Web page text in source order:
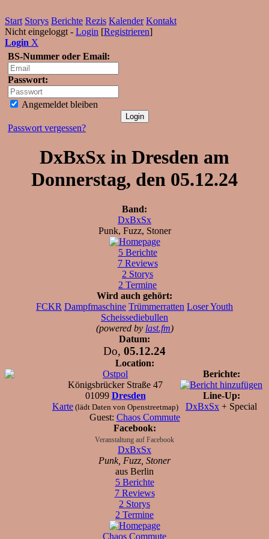
Start Storys Berichte Rezis Kalender Kontakt
Nicht eingeloggt - Login [Registrieren]
Login X
BS-Nummer oder Email:
Passwort:
Angemeldet bleiben
Passwort vergessen?
DxBxSx in Dresden am
Donnerstag, den 05.12.24
Band:
DxBxSx
Punk, Fuzz, Stoner
5 Berichte
7 Reviews
2 Storys
2 Termine
Wird auch gehört:
FCKR Dampfmaschine Trümmerratten Loser Youth
Scheissediebullen
(powered by last.fm)
Datum:
Do, 05.12.24
Location:
Ostpol
Königsbrücker Straße 47
01099 Dresden
Karte (lädt Daten von Openstreetmap)
Berichte:
Line-Up:
DxBxSx + Special
Guest: Chaos Commute
Facebook:
Veranstaltung auf Facebook
DxBxSx
Punk, Fuzz, Stoner
aus Berlin
5 Berichte
7 Reviews
2 Storys
2 Termine
Chaos Commute